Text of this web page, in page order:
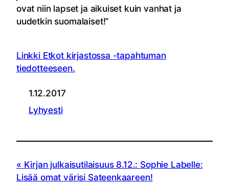
ovat niin lapset ja aikuiset kuin vanhat ja
uudetkin suomalaiset!”
Linkki Etkot kirjastossa -tapahtuman
tiedotteeseen.
1.12.2017
Lyhyesti
Kirjan julkaisutilaisuus 8.12.: Sophie Labelle:
Lisää omat värisi Sateenkaareen!